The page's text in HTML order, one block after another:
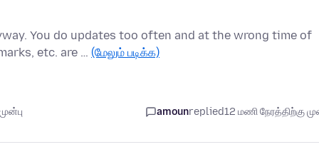
You do updates too often and at the wrong time of
etc. are … (மேலும் படிக்க)
amounreplied12 மணி நேரத்திற்கு